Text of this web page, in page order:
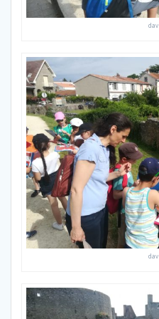
dav
dav